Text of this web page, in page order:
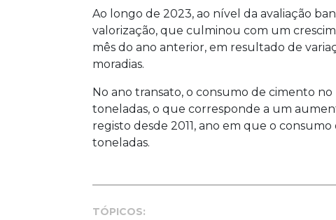
Ao longo de 2023, ao nível da avaliação
valorização, que culminou com um
mês do ano anterior, em resultado de
moradias.
No ano transato, o consumo de cimento
toneladas, o que corresponde a um
registo desde 2011, ano em que o
toneladas.
TÓPICOS: